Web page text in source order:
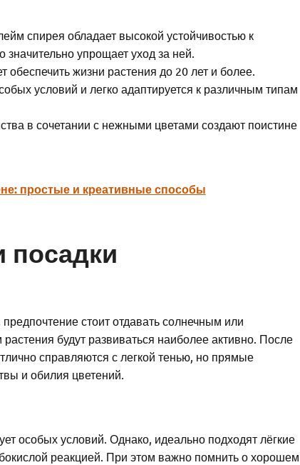
спирея обладает высокой устойчивостью к
упрощает уход за ней.
жизни растения до 20 лет и более.
условий и легко адаптируется к различным типам
в сочетании с нежными цветами создают поистине
простые и креативные способы
посадки
стоит отдавать солнечным или
будут развиваться наиболее активно. После
справляются с легкой тенью, но прямые
и обилия цветений.
особых условий. Однако, идеально подходят лёгкие
реакцией. При этом важно помнить о хорошем